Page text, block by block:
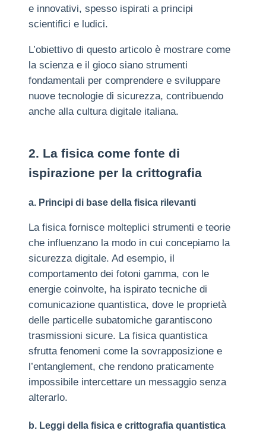
e innovativi, spesso ispirati a principi
scientifici e ludici.
L’obiettivo di questo articolo è mostrare come
la scienza e il gioco siano strumenti
fondamentali per comprendere e sviluppare
nuove tecnologie di sicurezza, contribuendo
anche alla cultura digitale italiana.
2. La fisica come fonte di
ispirazione per la crittografia
a. Principi di base della fisica rilevanti
La fisica fornisce molteplici strumenti e teorie
che influenzano la modo in cui concepiamo la
sicurezza digitale. Ad esempio, il
comportamento dei fotoni gamma, con le
energie coinvolte, ha ispirato tecniche di
comunicazione quantistica, dove le proprietà
delle particelle subatomiche garantiscono
trasmissioni sicure. La fisica quantistica
sfrutta fenomeni come la sovrapposizione e
l’entanglement, che rendono praticamente
impossibile intercettare un messaggio senza
alterarlo.
b. Leggi della fisica e crittografia quantistica